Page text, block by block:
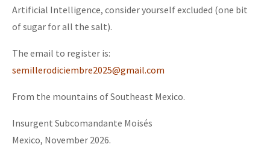
Artificial Intelligence, consider yourself excluded (one bit
of sugar for all the salt).
The email to register is:
semillerodiciembre2025@gmail.com
From the mountains of Southeast Mexico.
Insurgent Subcomandante Moisés
Mexico, November 2026.